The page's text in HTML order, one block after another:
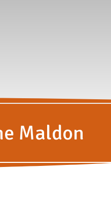
Maldon